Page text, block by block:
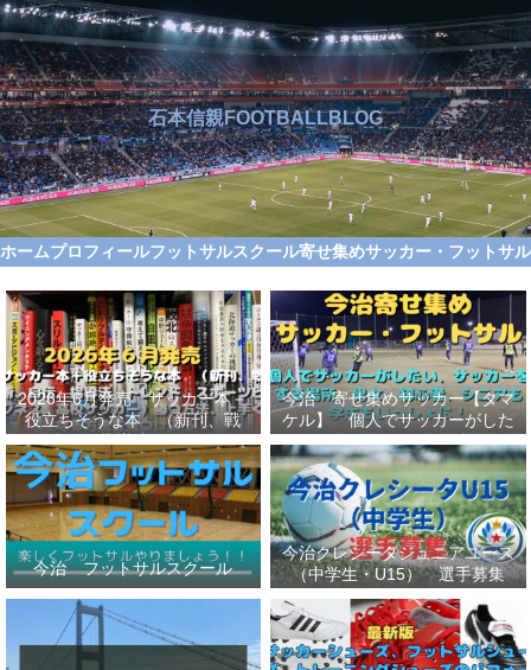
石本信親FOOTBALLBLOG
ホームプロフィールフットサルスクール寄せ集めサッカー・フット
2026年6月発売 サッカー本＋
役立ちそうな本 （新刊、戦
術、自伝、指導法、トレンド、
スポーツビジネス、高校サッカ
ー）勝つ方法、上手くなる方法
を見つけよう！
今治 寄せ集めサッカー【タマ
ケル】 個人でサッカーがした
い、サッカーをする場所、男
女、初心者、シニアも学生もい
っしょに！【タマケル】
今治 フットサルスクール
今治クレシータジュニアユース
（中学生・U15） 選手募集